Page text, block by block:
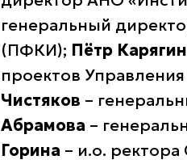
генеральный
(ПФКИ); Пётр Карягин
проектов
Чистяков –
Абрамова –
Горина – и.о.